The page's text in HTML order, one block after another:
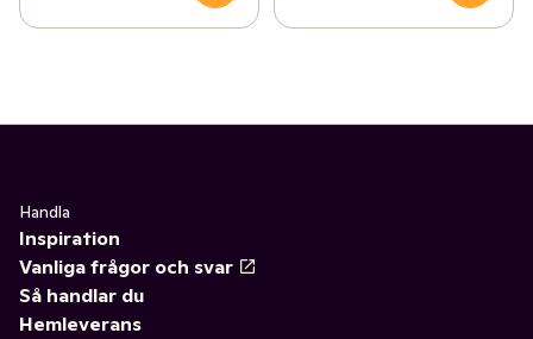
Handla
Inspiration
Vanliga frågor och svar
Så handlar du
Hemleverans